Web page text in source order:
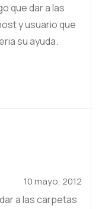
que dar a las
y usuario que
su ayuda.
10 mayo, 2012
a las carpetas